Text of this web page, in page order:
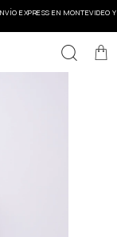
EXPRESS EN MONTEVIDEO Y